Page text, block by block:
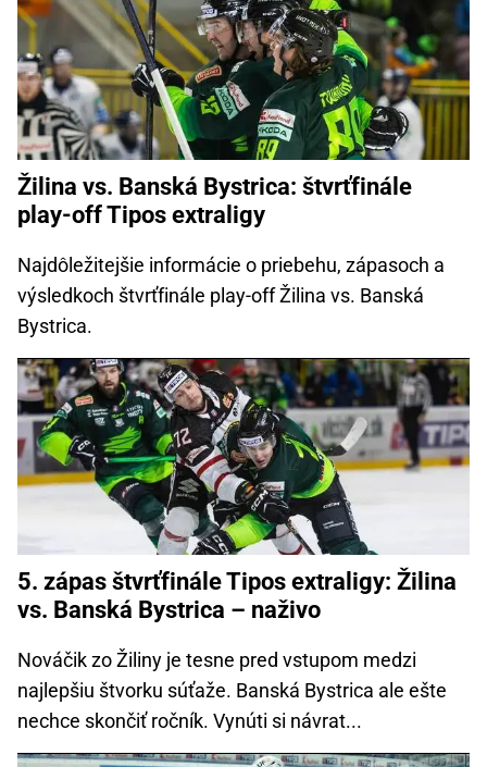
Žilina vs. Banská Bystrica: štvrťfinále
play-off Tipos extraligy
Najdôležitejšie informácie o priebehu, zápasoch a
výsledkoch štvrťfinále play-off Žilina vs. Banská
Bystrica.
5. zápas štvrťfinále Tipos extraligy: Žilina
vs. Banská Bystrica – naživo
Nováčik zo Žiliny je tesne pred vstupom medzi
najlepšiu štvorku súťaže. Banská Bystrica ale ešte
nechce skončiť ročník. Vynúti si návrat...